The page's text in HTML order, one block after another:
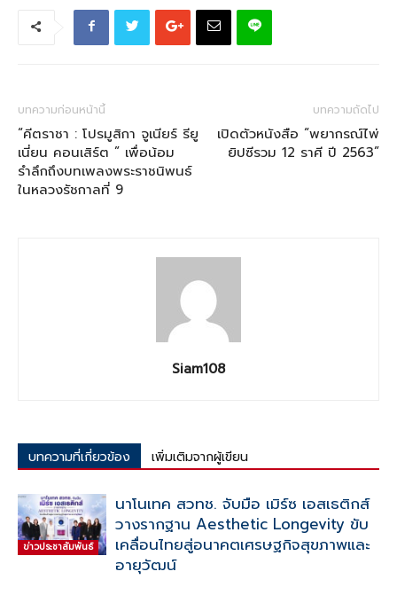
บทความก่อนหน้านี้
“คีตราชา : โปรมูสิกา จูเนียร์ รียู
เนี่ยน คอนเสิร์ต ” เพื่อน้อม
รำลึกถึงบทเพลงพระราชนิพนธ์
ในหลวงรัชกาลที่ 9
บทความถัดไป
เปิดตัวหนังสือ “พยากรณ์ไพ่
ยิปซีรวม 12 ราศี ปี 2563”
Siam108
บทความที่เกี่ยวข้อง เพิ่มเติมจากผู้เขียน
ข่าวประชาสัมพันธ์
นาโนเทค สวทช. จับมือ เมิร์ซ เอสเธติกส์
วางรากฐาน Aesthetic Longevity ขับ
เคลื่อนไทยสู่อนาคตเศรษฐกิจสุขภาพและ
อายุวัฒน์